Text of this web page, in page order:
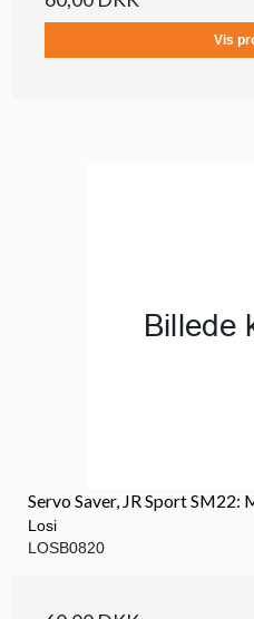
Vis
Servo Saver, JR Sport SM22:
Losi
LOSB0820